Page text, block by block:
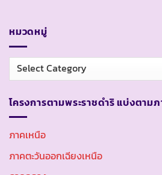
หมวดหมู่
หมวด
หมู่
โครงการตามพระราชดำริ แบ่งตาม
ภาคเหนือ
ภาคตะวันออกเฉียงเหนือ